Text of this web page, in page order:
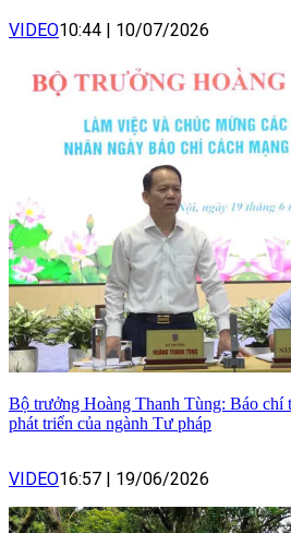
VIDEO10:44 10/07/2026
Bộ trưởng Hoàng Thanh Tùng: Báo chí
phát triển của ngành Tư pháp
VIDEO16:57 19/06/2026